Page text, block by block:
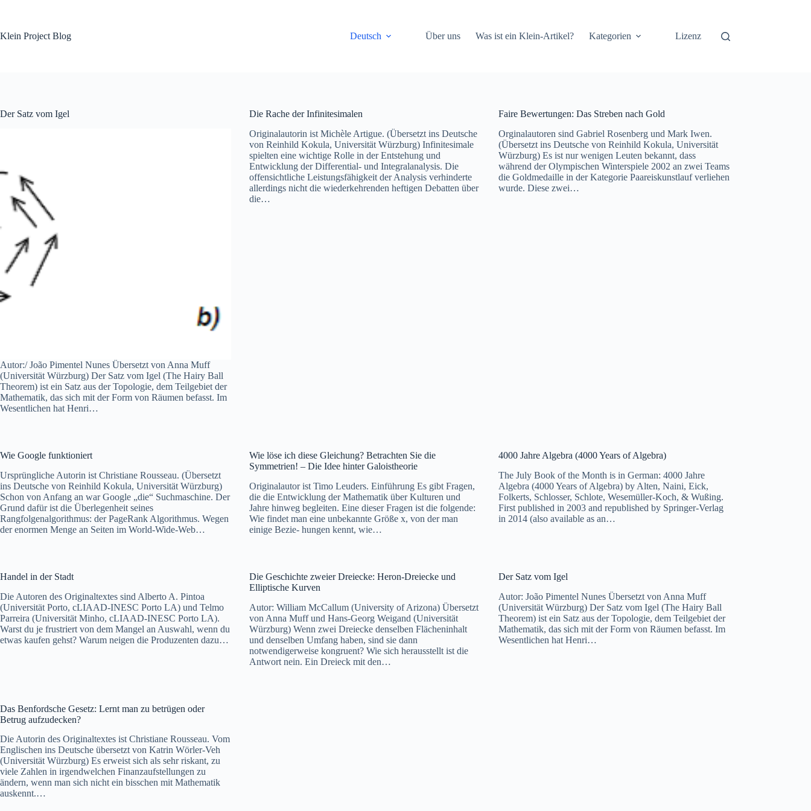
Klein Project Blog
Deutsch Über uns Was ist ein Klein-Artikel? Kategorien Lizenz
Der Satz vom Igel
Autor:/ João Pimentel Nunes Übersetzt von Anna Muff
(Universität Würzburg) Der Satz vom Igel (The Hairy Ball
Theorem) ist ein Satz aus der Topologie, dem Teilgebiet der
Mathematik, das sich mit der Form von Räumen befasst. Im
Wesentlichen hat Henri…
Die Rache der Infinitesimalen
Originalautorin ist Michèle Artigue. (Übersetzt ins Deutsche
von Reinhild Kokula, Universität Würzburg) Infinitesimale
spielten eine wichtige Rolle in der Entstehung und
Entwicklung der Differential- und Integralanalysis. Die
offensichtliche Leistungsfähigkeit der Analysis verhinderte
allerdings nicht die wiederkehrenden heftigen Debatten über
die…
Faire Bewertungen: Das Streben nach Gold
Orginalautoren sind Gabriel Rosenberg und Mark Iwen.
(Übersetzt ins Deutsche von Reinhild Kokula, Universität
Würzburg) Es ist nur wenigen Leuten bekannt, dass
während der Olympischen Winterspiele 2002 an zwei Teams
die Goldmedaille in der Kategorie Paareiskunstlauf verliehen
wurde. Diese zwei…
Wie Google funktioniert
Ursprüngliche Autorin ist Christiane Rousseau. (Übersetzt
ins Deutsche von Reinhild Kokula, Universität Würzburg)
Schon von Anfang an war Google „die“ Suchmaschine. Der
Grund dafür ist die Überlegenheit seines
Rangfolgenalgorithmus: der PageRank Algorithmus. Wegen
der enormen Menge an Seiten im World-Wide-Web…
Wie löse ich diese Gleichung? Betrachten Sie die
Symmetrien! – Die Idee hinter Galoistheorie
Originalautor ist Timo Leuders. Einführung Es gibt Fragen,
die die Entwicklung der Mathematik über Kulturen und
Jahre hinweg begleiten. Eine dieser Fragen ist die folgende:
Wie findet man eine unbekannte Größe x, von der man
einige Bezie- hungen kennt, wie…
4000 Jahre Algebra (4000 Years of Algebra)
The July Book of the Month is in German: 4000 Jahre
Algebra (4000 Years of Algebra) by Alten, Naini, Eick,
Folkerts, Schlosser, Schlote, Wesemüller-Koch, & Wußing.
First published in 2003 and republished by Springer-Verlag
in 2014 (also available as an…
Handel in der Stadt
Die Autoren des Originaltextes sind Alberto A. Pintoa
(Universität Porto, cLIAAD-INESC Porto LA) und Telmo
Parreira (Universität Minho, cLIAAD-INESC Porto LA).
Warst du je frustriert von dem Mangel an Auswahl, wenn du
etwas kaufen gehst? Warum neigen die Produzenten dazu…
Die Geschichte zweier Dreiecke: Heron-Dreiecke und
Elliptische Kurven
Autor: William McCallum (University of Arizona) Übersetzt
von Anna Muff und Hans-Georg Weigand (Universität
Würzburg) Wenn zwei Dreiecke denselben Flächeninhalt
und denselben Umfang haben, sind sie dann
notwendigerweise kongruent? Wie sich herausstellt ist die
Antwort nein. Ein Dreieck mit den…
Der Satz vom Igel
Autor: João Pimentel Nunes Übersetzt von Anna Muff
(Universität Würzburg) Der Satz vom Igel (The Hairy Ball
Theorem) ist ein Satz aus der Topologie, dem Teilgebiet der
Mathematik, das sich mit der Form von Räumen befasst. Im
Wesentlichen hat Henri…
Das Benfordsche Gesetz: Lernt man zu betrügen oder
Betrug aufzudecken?
Die Autorin des Originaltextes ist Christiane Rousseau. Vom
Englischen ins Deutsche übersetzt von Katrin Wörler-Veh
(Universität Würzburg) Es erweist sich als sehr riskant, zu
viele Zahlen in irgendwelchen Finanzaufstellungen zu
ändern, wenn man sich nicht ein bisschen mit Mathematik
auskennt.…